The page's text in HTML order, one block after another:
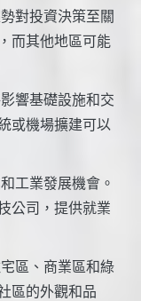
對投資決策至關
而其他地區可能
響基礎設施和交
或機場擴建可以
工業發展機會。
公司，提供就業
區、商業區和綠
區的外觀和品